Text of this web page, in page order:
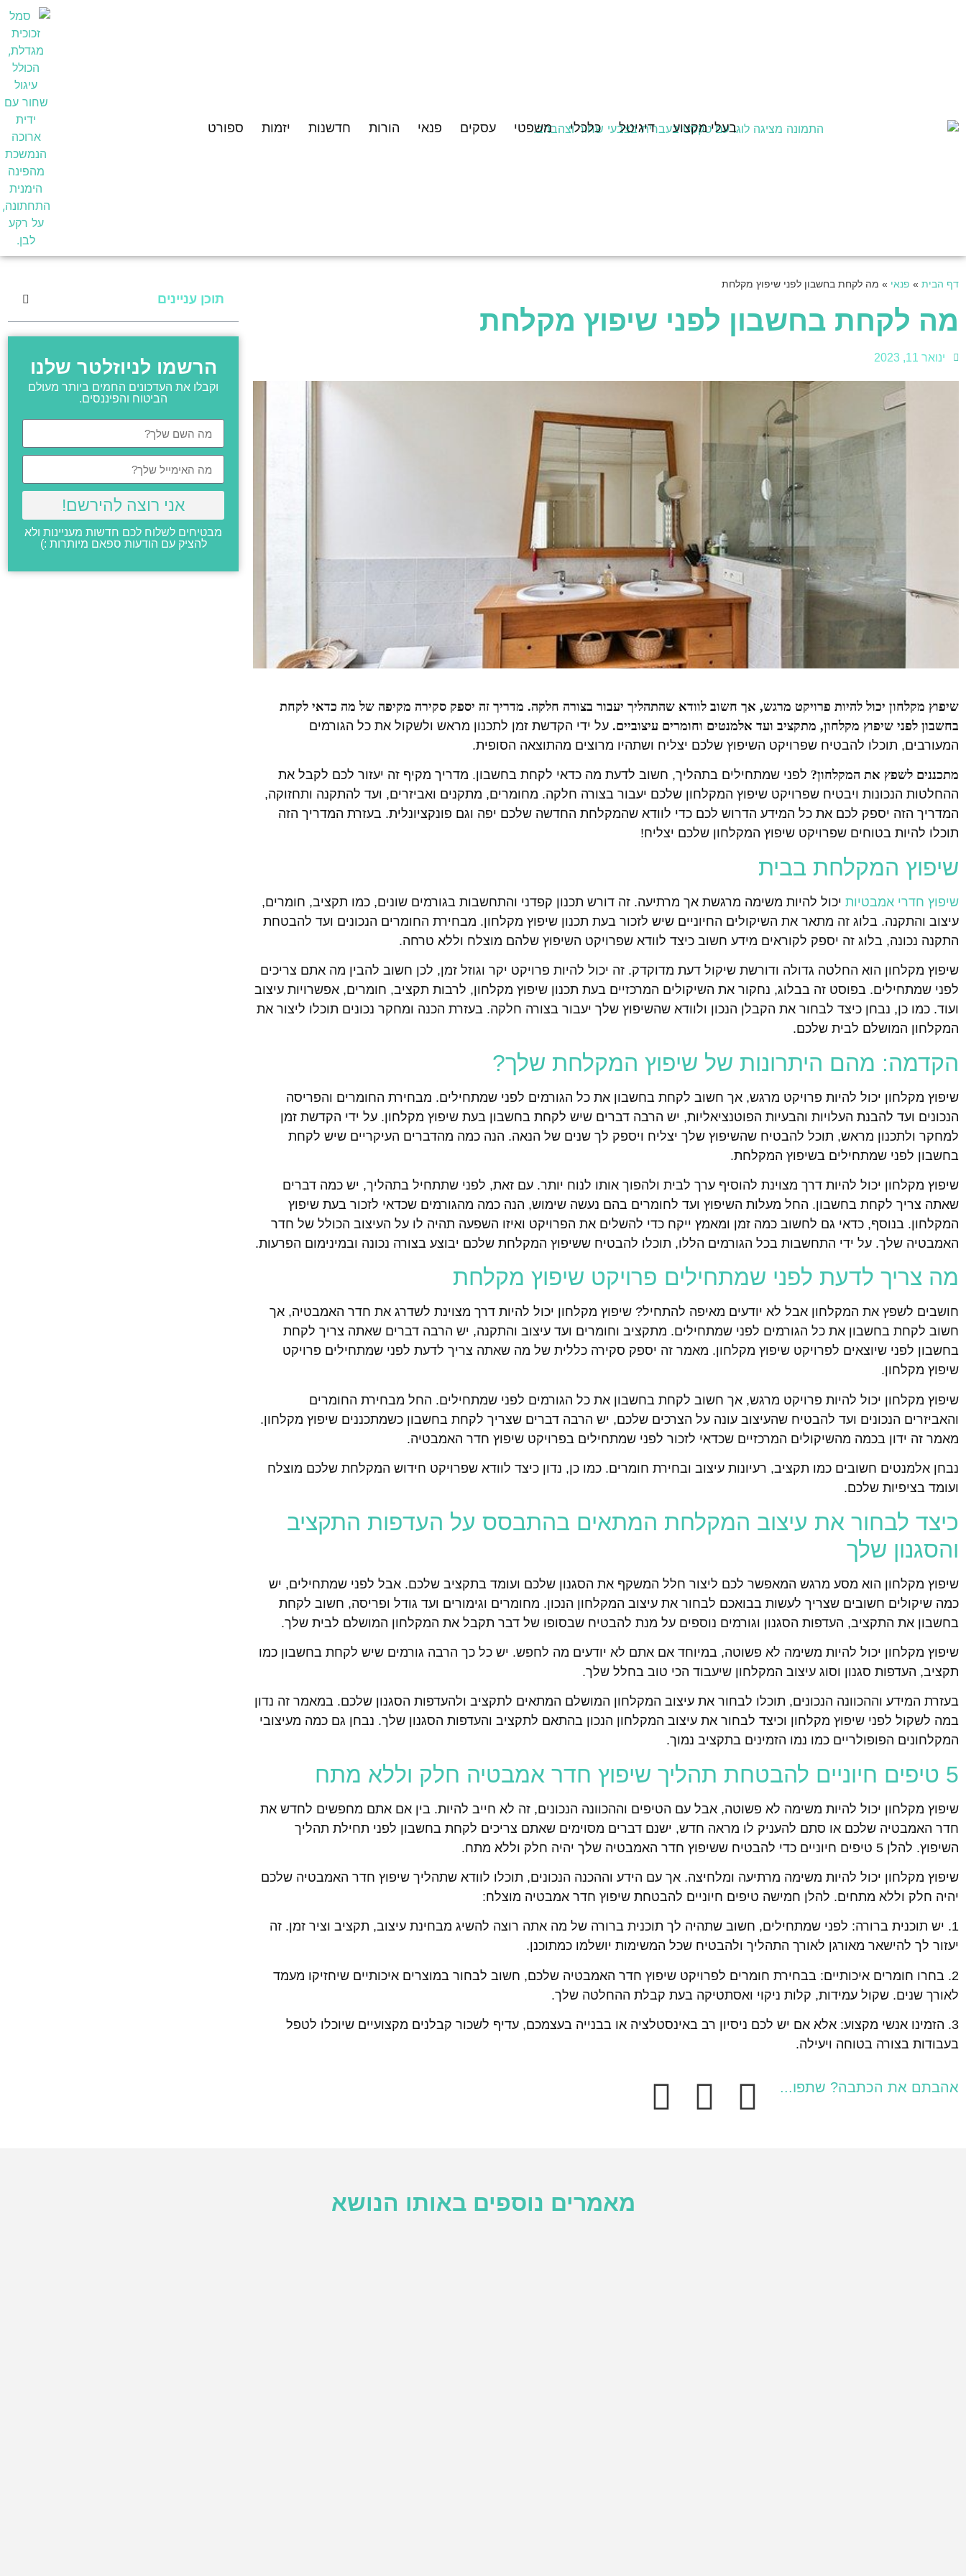
בעלי מקצוע דיגיטל כלכלי משפטי עסקים פנאי הורות חדשנות יזמות ספורט
דף הבית » פנאי » מה לקחת בחשבון לפני שיפוץ מקלחת
מה לקחת בחשבון לפני שיפוץ מקלחת
ינואר 11, 2023
שיפוץ מקלחון יכול להיות פרויקט מרגש, אך חשוב לוודא שהתהליך יעבור בצורה חלקה. מדריך זה יספק סקירה מקיפה של מה כדאי לקחת
בחשבון לפני שיפוץ מקלחון, מתקציב ועד אלמנטים וחומרים עיצוביים. על ידי הקדשת זמן לתכנון מראש ולשקול את כל הגורמים
המעורבים, תוכלו להבטיח שפרויקט השיפוץ שלכם יצליח ושתהיו מרוצים מהתוצאה הסופית.
מתכננים לשפץ את המקלחון? לפני שמתחילים בתהליך, חשוב לדעת מה כדאי לקחת בחשבון. מדריך מקיף זה יעזור לכם לקבל את
ההחלטות הנכונות ויבטיח שפרויקט שיפוץ המקלחון שלכם יעבור בצורה חלקה. מחומרים, מתקנים ואביזרים, ועד להתקנה ותחזוקה,
המדריך הזה יספק לכם את כל המידע הדרוש לכם כדי לוודא שהמקלחת החדשה שלכם יפה וגם פונקציונלית. בעזרת המדריך הזה
תוכלו להיות בטוחים שפרויקט שיפוץ המקלחון שלכם יצליח!
שיפוץ המקלחת בבית
שיפוץ חדרי אמבטיות יכול להיות משימה מרגשת אך מרתיעה. זה דורש תכנון קפדני והתחשבות בגורמים שונים, כמו תקציב, חומרים,
עיצוב והתקנה. בלוג זה מתאר את השיקולים החיוניים שיש לזכור בעת תכנון שיפוץ מקלחון. מבחירת החומרים הנכונים ועד להבטחת
התקנה נכונה, בלוג זה יספק לקוראים מידע חשוב כיצד לוודא שפרויקט השיפוץ שלהם מוצלח וללא טרחה.
שיפוץ מקלחון הוא החלטה גדולה ודורשת שיקול דעת מדוקדק. זה יכול להיות פרויקט יקר וגוזל זמן, לכן חשוב להבין מה אתם צריכים
לפני שמתחילים. בפוסט זה בבלוג, נחקור את השיקולים המרכזיים בעת תכנון שיפוץ מקלחון, לרבות תקציב, חומרים, אפשרויות עיצוב
ועוד. כמו כן, נבחן כיצד לבחור את הקבלן הנכון ולוודא שהשיפוץ שלך יעבור בצורה חלקה. בעזרת הכנה ומחקר נכונים תוכלו ליצור את
המקלחון המושלם לבית שלכם.
הקדמה: מהם היתרונות של שיפוץ המקלחת שלך?
שיפוץ מקלחון יכול להיות פרויקט מרגש, אך חשוב לקחת בחשבון את כל הגורמים לפני שמתחילים. מבחירת החומרים והפריסה
הנכונים ועד להבנת העלויות והבעיות הפוטנציאליות, יש הרבה דברים שיש לקחת בחשבון בעת שיפוץ מקלחון. על ידי הקדשת זמן
למחקר ולתכנון מראש, תוכל להבטיח שהשיפוץ שלך יצליח ויספק לך שנים של הנאה. הנה כמה מהדברים העיקריים שיש לקחת
בחשבון לפני שמתחילים בשיפוץ המקלחת.
שיפוץ מקלחון יכול להיות דרך מצוינת להוסיף ערך לבית ולהפוך אותו לנוח יותר. עם זאת, לפני שתתחיל בתהליך, יש כמה דברים
שאתה צריך לקחת בחשבון. החל מעלות השיפוץ ועד לחומרים בהם נעשה שימוש, הנה כמה מהגורמים שכדאי לזכור בעת שיפוץ
המקלחון. בנוסף, כדאי גם לחשוב כמה זמן ומאמץ ייקח כדי להשלים את הפרויקט ואיזו השפעה תהיה לו על העיצוב הכולל של חדר
האמבטיה שלך. על ידי התחשבות בכל הגורמים הללו, תוכלו להבטיח ששיפוץ המקלחת שלכם יבוצע בצורה נכונה ובמינימום הפרעות.
מה צריך לדעת לפני שמתחילים פרויקט שיפוץ מקלחת
חושבים לשפץ את המקלחון אבל לא יודעים מאיפה להתחיל? שיפוץ מקלחון יכול להיות דרך מצוינת לשדרג את חדר האמבטיה, אך
חשוב לקחת בחשבון את כל הגורמים לפני שמתחילים. מתקציב וחומרים ועד עיצוב והתקנה, יש הרבה דברים שאתה צריך לקחת
בחשבון לפני שיוצאים לפרויקט שיפוץ מקלחון. מאמר זה יספק סקירה כללית של מה שאתה צריך לדעת לפני שמתחילים פרויקט
שיפוץ מקלחון.
שיפוץ מקלחון יכול להיות פרויקט מרגש, אך חשוב לקחת בחשבון את כל הגורמים לפני שמתחילים. החל מבחירת החומרים
והאביזרים הנכונים ועד להבטיח שהעיצוב עונה על הצרכים שלכם, יש הרבה דברים שצריך לקחת בחשבון כשמתכננים שיפוץ מקלחון.
מאמר זה ידון בכמה מהשיקולים המרכזיים שכדאי לזכור לפני שמתחילים בפרויקט שיפוץ חדר האמבטיה.
נבחן אלמנטים חשובים כמו תקציב, רעיונות עיצוב ובחירת חומרים. כמו כן, נדון כיצד לוודא שפרויקט חידוש המקלחת שלכם מוצלח
ועומד בציפיות שלכם.
כיצד לבחור את עיצוב המקלחת המתאים בהתבסס על העדפות התקציב
והסגנון שלך
שיפוץ מקלחון הוא מסע מרגש המאפשר לכם ליצור חלל המשקף את הסגנון שלכם ועומד בתקציב שלכם. אבל לפני שמתחילים, יש
כמה שיקולים חשובים שצריך לעשות בבואכם לבחור את עיצוב המקלחון הנכון. מחומרים וגימורים ועד גודל ופריסה, חשוב לקחת
בחשבון את התקציב, העדפות הסגנון וגורמים נוספים על מנת להבטיח שבסופו של דבר תקבל את המקלחון המושלם לבית שלך.
שיפוץ מקלחון יכול להיות משימה לא פשוטה, במיוחד אם אתם לא יודעים מה לחפש. יש כל כך הרבה גורמים שיש לקחת בחשבון כמו
תקציב, העדפות סגנון וסוג עיצוב המקלחון שיעבוד הכי טוב בחלל שלך.
בעזרת המידע וההכוונה הנכונים, תוכלו לבחור את עיצוב המקלחון המושלם המתאים לתקציב ולהעדפות הסגנון שלכם. במאמר זה נדון
במה לשקול לפני שיפוץ מקלחון וכיצד לבחור את עיצוב המקלחון הנכון בהתאם לתקציב והעדפות הסגנון שלך. נבחן גם כמה מעיצובי
המקלחונים הפופולריים כמו נמו הזמינים בתקציב נמוך.
5 טיפים חיוניים להבטחת תהליך שיפוץ חדר אמבטיה חלק וללא מתח
שיפוץ מקלחון יכול להיות משימה לא פשוטה, אבל עם הטיפים וההכוונה הנכונים, זה לא חייב להיות. בין אם אתם מחפשים לחדש את
חדר האמבטיה שלכם או סתם להעניק לו מראה חדש, ישנם דברים מסוימים שאתם צריכים לקחת בחשבון לפני תחילת תהליך
השיפוץ. להלן 5 טיפים חיוניים כדי להבטיח ששיפוץ חדר האמבטיה שלך יהיה חלק וללא מתח.
שיפוץ מקלחון יכול להיות משימה מרתיעה ומלחיצה. אך עם הידע וההכנה הנכונים, תוכלו לוודא שתהליך שיפוץ חדר האמבטיה שלכם
יהיה חלק וללא מתחים. להלן חמישה טיפים חיוניים להבטחת שיפוץ חדר אמבטיה מוצלח:
1. יש תוכנית ברורה: לפני שמתחילים, חשוב שתהיה לך תוכנית ברורה של מה אתה רוצה להשיג מבחינת עיצוב, תקציב וציר זמן. זה
יעזור לך להישאר מאורגן לאורך התהליך ולהבטיח שכל המשימות יושלמו כמתוכנן.
2. בחרו חומרים איכותיים: בבחירת חומרים לפרויקט שיפוץ חדר האמבטיה שלכם, חשוב לבחור במוצרים איכותיים שיחזיקו מעמד
לאורך שנים. שקול עמידות, קלות ניקוי ואסתטיקה בעת קבלת ההחלטה שלך.
3. הזמינו אנשי מקצוע: אלא אם יש לכם ניסיון רב באינסטלציה או בבנייה בעצמכם, עדיף לשכור קבלנים מקצועיים שיוכלו לטפל
בעבודות בצורה בטוחה ויעילה.
אהבתם את הכתבה? שתפו...
תוכן עניינים
הרשמו לניוזלטר שלנו
וקבלו את העדכונים החמים ביותר מעולם
הביטוח והפיננסים.
אני רוצה להירשם!
מבטיחים לשלוח לכם חדשות מעניינות ולא
להציק עם הודעות ספאם מיותרות :)
מאמרים נוספים באותו הנושא